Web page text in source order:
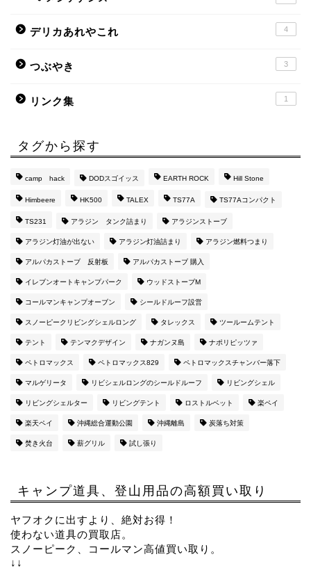
デリカあれやこれ 4
つぶやき 3
リンク集 1
タグから探す
camp hack DODスゴイッス EARTH ROCK Hill Stone
Himbeere HK500 TALEX TS77A TS77Aコンパクト
TS231 アラジン タンク詰まり アラジンストーブ
アラジン灯油が出ない アラジン灯油詰まり アラジン燃料つまり
アルパカストーブ 反射板 アルパカストーブ 購入
イレブンオートキャンプパーク ウッドストーブM
コールマンキャンプオーブン シールドルーフ設営
スノーピークリビングシェルロング タレックス ツールームテント
テント テンマクデザイン ナガンヌ島 ナポリピッツァ
ペトロマックス ペトロマックス829 ペトロマックスチャンバー落下
マルゲリータ リビシェルロングのシールドルーフ リビングシェル
リビングシェルター リビングテント ロストルベット 楽ペイ
楽天ペイ 沖縄総合運動公園 沖縄離島 炭落ち対策
焚き火台 薪グリル 試し張り
キャンプ道具、登山用品の高額買い取り
ヤフオクに出すより、絶対お得！
使わない道具の買取店。
スノーピーク、コールマン高値買い取り。
↓↓